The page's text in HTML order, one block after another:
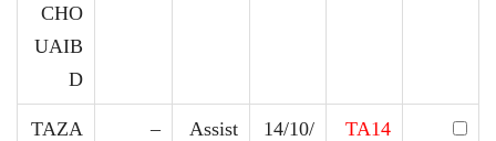
CHO
UAIB
D
TA14
14/10/
Assist
–
TAZA